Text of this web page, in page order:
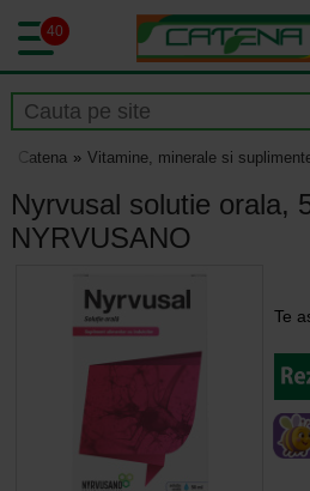
40
Catena Vitamine, minerale si
Nyrvusal solutie orala,
NYRVUSANO
Te